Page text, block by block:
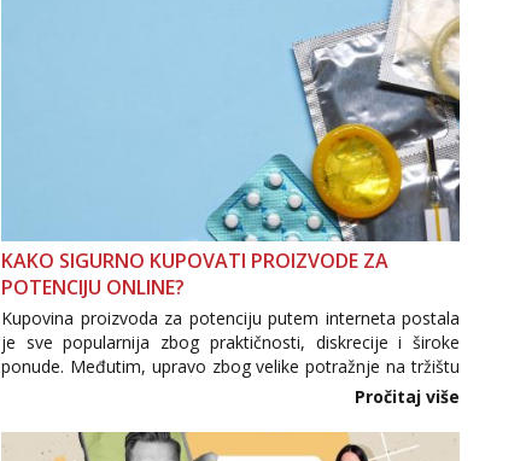
KAKO SIGURNO KUPOVATI PROIZVODE ZA
POTENCIJU ONLINE?
Kupovina proizvoda za potenciju putem interneta postala
je sve popularnija zbog praktičnosti, diskrecije i široke
ponude. Međutim, upravo zbog velike potražnje na tržištu
se pojavljuju i brojni krivotvoreni proizvodi, nepouzdane
internetske trgovine te proizvodi nepoznatog podrijetla. ...
Pročitaj više